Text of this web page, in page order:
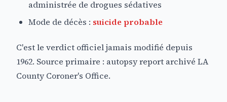
administrée de drogues sédatives
Mode de décès : suicide probable
C'est le verdict officiel jamais modifié depuis
1962. Source primaire : autopsy report archivé LA
County Coroner's Office.